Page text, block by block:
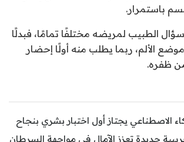
باستمرار.
الطبيب لمريضه مختلفًا تمامًا، فبدلًا
الألم، ربما يطلب منه أولًا إحضار
ظفره.
الاصطناعي يجتاز أول اختبار بشري بنجاح
جديدة تعزز الآمال في مواجهة السرطان